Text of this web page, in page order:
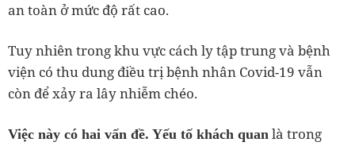
an toàn ở mức độ rất cao.
Tuy nhiên trong khu vực cách ly tập trung và bệnh
viện có thu dung điều trị bệnh nhân Covid-19 vẫn
còn để xảy ra lây nhiễm chéo.
Việc này có hai vấn đề. Yếu tố khách quan là trong